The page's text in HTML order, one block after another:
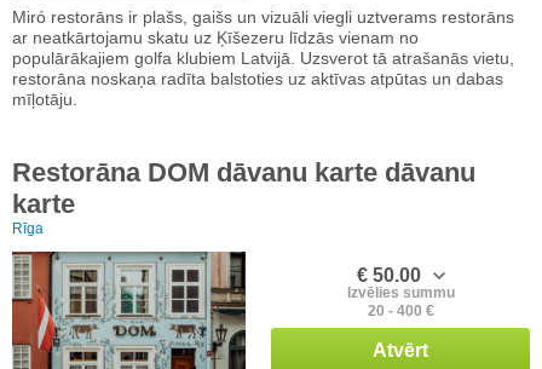
Miró restorāns ir plašs, gaišs un vizuāli viegli uztverams restorāns
ar neatkārtojamu skatu uz Ķīšezeru līdzās vienam no
populārākajiem golfa klubiem Latvijā. Uzsverot tā atrašanās vietu,
restorāna noskaņa radīta balstoties uz aktīvas atpūtas un dabas
mīļotāju.
Restorāna DOM dāvanu karte dāvanu
karte
Rīga
€ 50.00
Izvēlies summu
20 - 400 €
Atvērt